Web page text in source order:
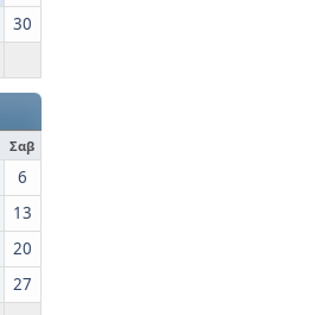
30
Σαβ
6
13
20
27